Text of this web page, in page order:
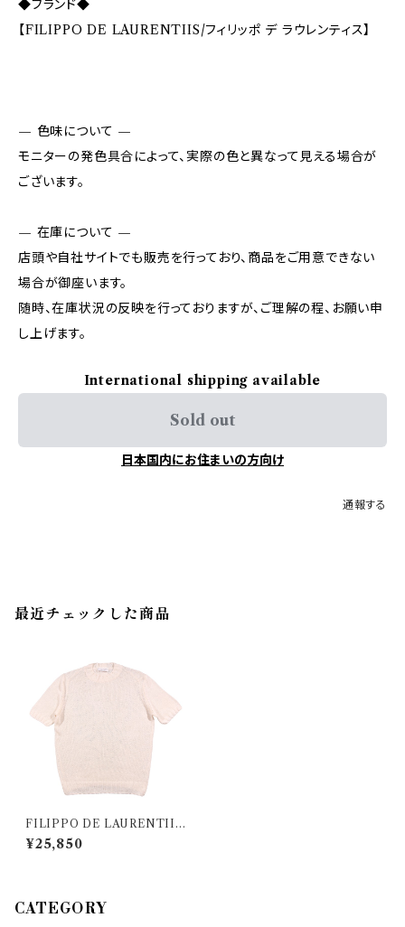
◆ブランド◆
【FILIPPO DE LAURENTIIS/フィリッポ デ ラウレンティス】
— 色味について —
モニターの発色具合によって、実際の色と異なって見える場合が
ございます。
— 在庫について —
店頭や自社サイトでも販売を行っており、商品をご用意できない
場合が御座います。
随時、在庫状況の反映を行っておりますが、ご理解の程、お願い申
し上げます。
International shipping available
Sold out
日本国内にお住まいの方向け
通報する
最近チェックした商品
FILIPPO DE LAURENTIIS
（フィリッポ デ ラウレンティス）
半袖ニット GCML 000001 35
¥25,850
CATEGORY